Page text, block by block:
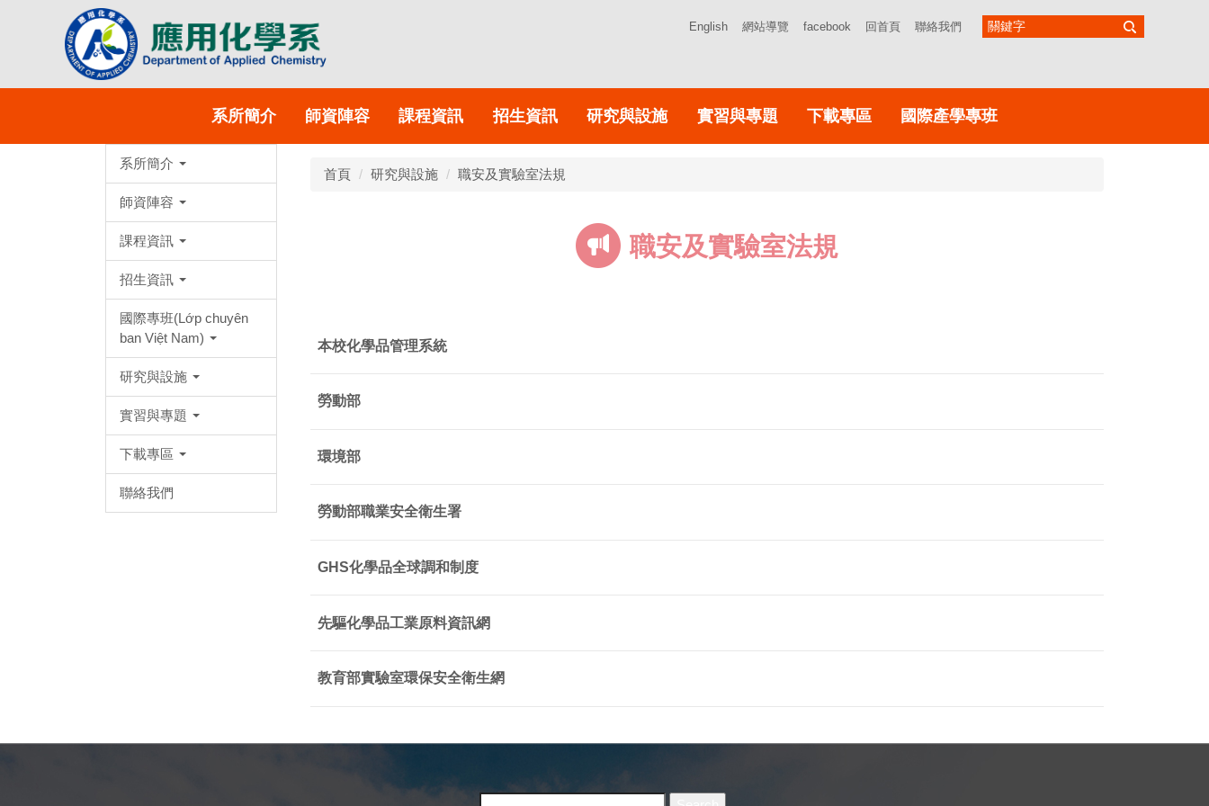
English 網站導覽 facebook 回首頁 聯絡我們
系所簡介 師資陣容 課程資訊 招生資訊 研究與設施 實習與專題 下載專區 國際產學專班
系所簡介
師資陣容
課程資訊
招生資訊
國際專班(Lớp chuyên
ban Việt Nam)
研究與設施
實習與專題
下載專區
聯絡我們
首頁 研究與設施 職安及實驗室法規
職安及實驗室法規
本校化學品管理系統
勞動部
環境部
勞動部職業安全衛生署
GHS化學品全球調和制度
先驅化學品工業原料資訊網
教育部實驗室環保安全衛生網